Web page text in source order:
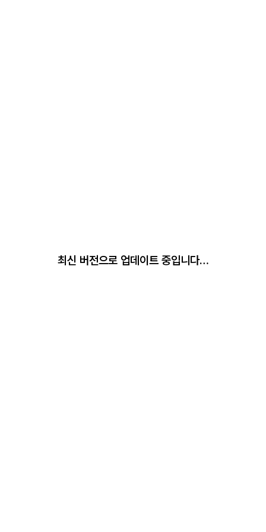
최신 버전으로 업데이트 중입니다…